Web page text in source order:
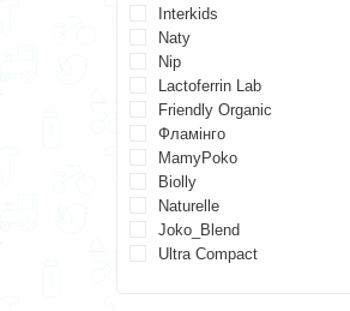
Interkids
Naty
Nip
Lactoferrin Lab
Friendly Organic
Фламінго
MamyPoko
Biolly
Naturelle
Joko_Blend
Ultra Compact